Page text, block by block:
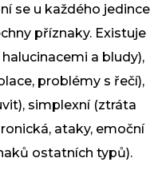
se u každého jedince
příznaky. Existuje
a bludy),
problémy s řečí),
simplexní (ztráta
ataky, emoční
ostatních typů).